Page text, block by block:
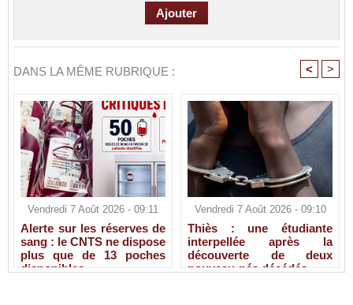
DANS LA MÊME RUBRIQUE : < >
Vendredi 7 Août 2026 - 09:11
Alerte sur les réserves de
sang : le CNTS ne dispose
plus que de 13 poches
disponibles
Vendredi 7 Août 2026 - 09:10
Thiès : une étudiante
interpellée après la
découverte de deux
nouveau-nés décédés